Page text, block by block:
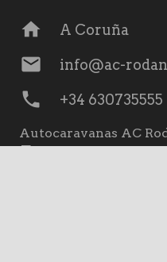
home A Coruña
mail info@ac-
phone +34 630735555
Autocaravanas AC